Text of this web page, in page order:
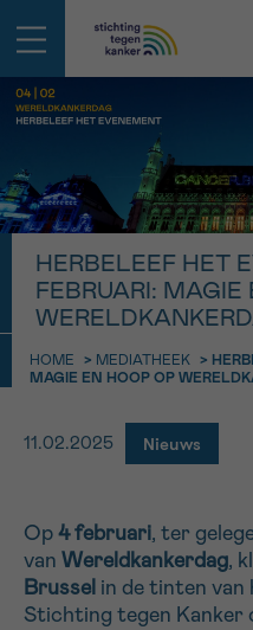
HERBELEEF HET
FEBRUARI: MAGIE
HOME > MEDIATHEEK >
MAGIE EN HOOP OP
11.02.2025 Nieuws
Op 4 februari, ter
van Wereldkankerdag,
Brussel in de tinten van
Stichting tegen Kanker
EMAIL
NAAM
VOORNAAM
IN DE STRIJD
JE NIET ALLEEN
Contacteer ons
ma-vrij 9u tot 18u
contactformulier
Ik wil graag
Meer weten over
geen enkele
TERUG
VOORNAAM
TERUG
Afspraak Vraag
KIES DE TIJDSSPANNE VAN
16h-18h